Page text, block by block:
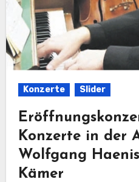
Konzerte Slider
Konzerte in der
Wolfgang
Kämer